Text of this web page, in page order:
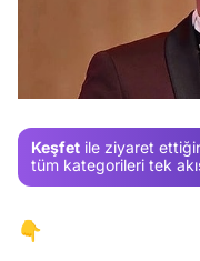
Keşfet ile ziyaret
tüm kategorileri tek
👇